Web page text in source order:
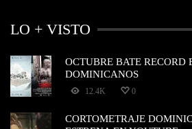
LO + VISTO
OCTUBRE BATE RECORD
DOMINICANOS
12.4K 0
CORTOMETRAJE